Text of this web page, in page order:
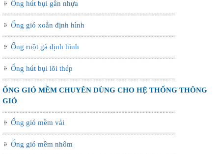
Ống hút bụi gân nhựa
Ống gió xoắn định hình
Ống ruột gà định hình
Ống hút bụi lõi thép
ỐNG GIÓ MỀM CHUYÊN DÙNG CHO HỆ THỐNG THÔNG
GIÓ
Ống gió mềm vải
Ống gió mềm nhôm